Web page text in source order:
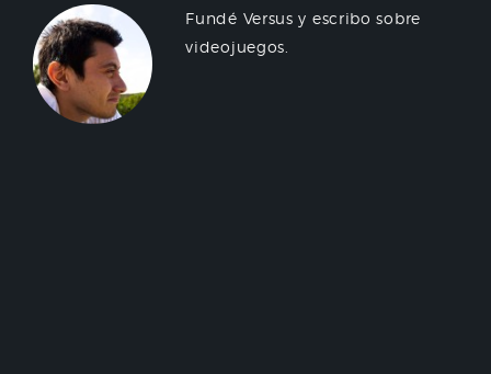
Fundé Versus y escribo sobre
videojuegos.